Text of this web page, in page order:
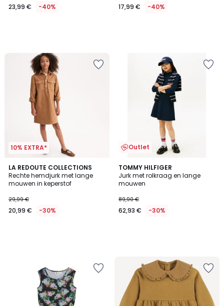
23,99 € -40% 17,99 € -40%
10% EXTRA*
LA REDOUTE COLLECTIONS
Rechte hemdjurk met lange
mouwen in keperstof
29,99 €
20,99 € -30%
Outlet
TOMMY HILFIGER
Jurk met rolkraag en lange
mouwen
89,90 €
62,93 € -30%